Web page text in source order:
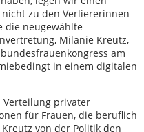
zu den Verliererinnen
die neugewählte
Milanie Kreutz,
am
in einem digitalen
Verteilung privater
für Frauen, die beruflich
von der Politik den